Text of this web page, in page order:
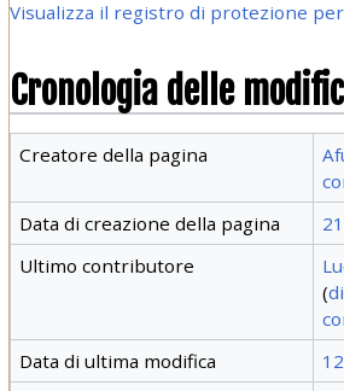
Visualizza il registro di protezione
Cronologia delle
Creatore della pagina
Data di creazione della pagina
Ultimo contributore
(
Data di ultima modifica